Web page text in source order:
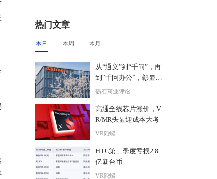
热门文章
本日 本周 本月
从“通义”到“千问”，再
到“千问办公”，彰显了
阿里核心层的精准决策
砺石商业评论
高通全线芯片涨价，V
R/MR头显迎成本大考
VR陀螺
HTC第二季度亏损2.8
亿新台币
VR陀螺